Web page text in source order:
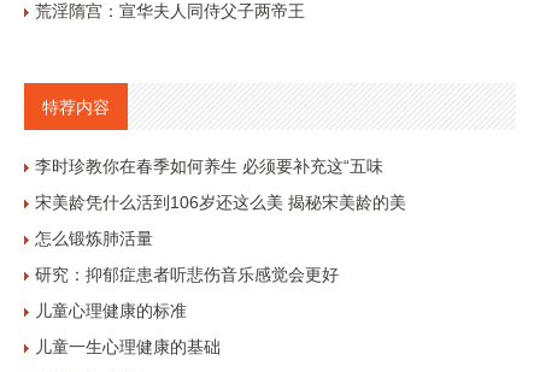
荒淫隋宫：宣华夫人同侍父子两帝王
特荐内容
李时珍教你在春季如何养生 必须要补充这“五味
宋美龄凭什么活到106岁还这么美 揭秘宋美龄的美
怎么锻炼肺活量
研究：抑郁症患者听悲伤音乐感觉会更好
儿童心理健康的标准
儿童一生心理健康的基础